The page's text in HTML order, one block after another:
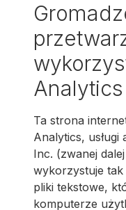
Analytics
Ta strona
Analytics, usługi
Inc. (zwanej
wykorzystuje
pliki tekstowe,
komputerze